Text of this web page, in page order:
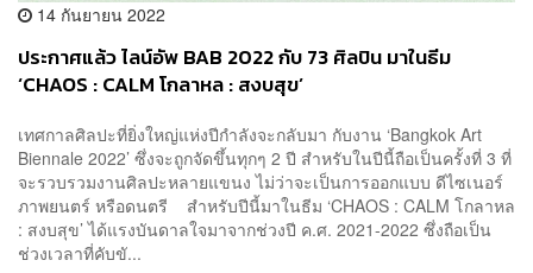
14 กันยายน 2022
ประกาศแล้ว ไลน์อัพ BAB 2022 กับ 73 ศิลปิน มาในธีม
‘CHAOS : CALM โกลาหล : สงบสุข’
เทศกาลศิลปะที่ยิ่งใหญ่แห่งปีกำลังจะกลับมา กับงาน ‘Bangkok Art
Biennale 2022’ ซึ่งจะถูกจัดขึ้นทุกๆ 2 ปี สำหรับในปีนี้ถือเป็นครั้งที่ 3 ที่
จะรวบรวมงานศิลปะหลายแขนง ไม่ว่าจะเป็นการออกแบบ ดีไซเนอร์
ภาพยนตร์ หรือดนตรี สำหรับปีนี้มาในธีม ‘CHAOS : CALM โกลาหล
: สงบสุข’ ได้แรงบันดาลใจมาจากช่วงปี ค.ศ. 2021-2022 ซึ่งถือเป็น
ช่วงเวลาที่คับขั...